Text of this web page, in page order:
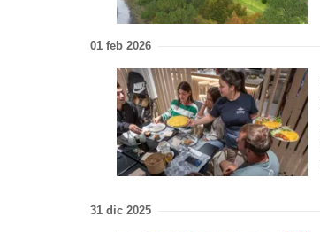
01 feb 2026
31 dic 2025